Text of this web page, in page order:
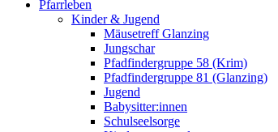
Pfarrleben
Kinder & Jugend
Mäusetreff Glanzing
Jungschar
Pfadfindergruppe 58 (Krim)
Pfadfindergruppe 81 (Glanzing)
Jugend
Babysitter:innen
Schulseelsorge